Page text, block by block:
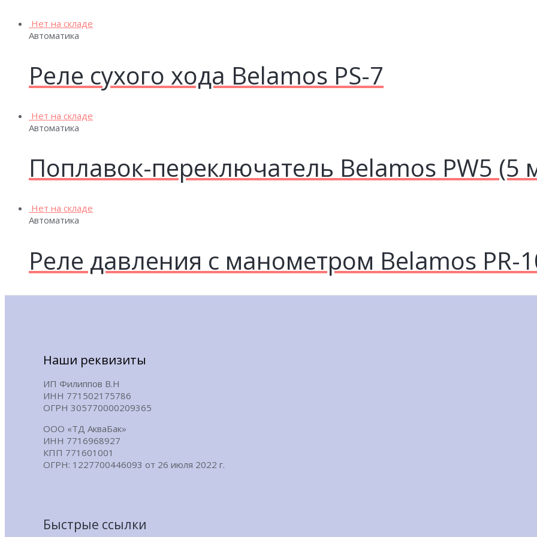
Нет на складе
Автоматика
Реле сухого хода Belamos PS-7
Нет на складе
Автоматика
Поплавок-переключатель Belamos PW5 (5
Нет на складе
Автоматика
Реле давления с манометром Belamos PR-
Наши реквизиты
ИП Филиппов В.Н
ИНН 771502175786
ОГРН 305770000209365
ООО «ТД АкваБак»
ИНН 7716968927
КПП 771601001
ОГРН: 1227700446093 от 26 июля 2022 г.
Быстрые ссылки